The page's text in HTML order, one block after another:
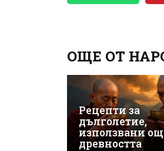
ОЩЕ ОТ
Рецепти за
дълголетие,
използвани
древността